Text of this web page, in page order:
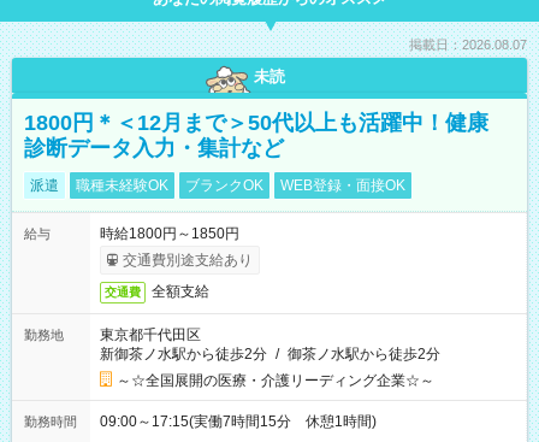
掲載日：2026.08.07
未読
1800円＊＜12月まで＞50代以上も活躍中！健康
診断データ入力・集計など
派遣 職種未経験OK ブランクOK WEB登録・面接OK
給与
時給1800円～1850円
交通費別途支給あり
交通費 全額支給
勤務地
東京都千代田区
新御茶ノ水駅から徒歩2分 / 御茶ノ水駅から徒歩2分
～☆全国展開の医療・介護リーディング企業☆～
勤務時間 09:00～17:15(実働7時間15分 休憩1時間)